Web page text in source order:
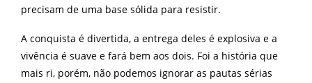
precisam de uma base sólida para resistir.
A conquista é divertida, a entrega deles é explosiva e a
vivência é suave e fará bem aos dois. Foi a história que
mais ri, porém, não podemos ignorar as pautas sérias